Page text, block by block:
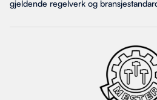
gjeldende regelverk og